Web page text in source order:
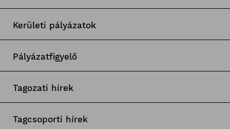
Kerületi pályázatok
Pályázatfigyelő
Tagozati hírek
Tagcsoporti hírek